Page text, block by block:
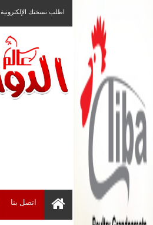
اطلب نسختك الإلكترونية
اتصل بنا